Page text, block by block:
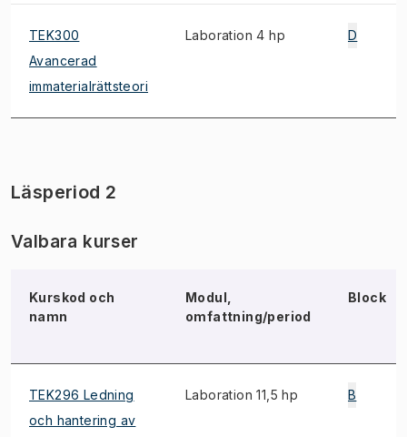
TEK300
Avancerad
immaterialrättsteori
Laboration 4 hp D
Läsperiod 2
Valbara kurser
Kurskod och
namn
Modul,
omfattning/period
Block
TEK296 Ledning
och hantering av
Laboration 11,5 hp B